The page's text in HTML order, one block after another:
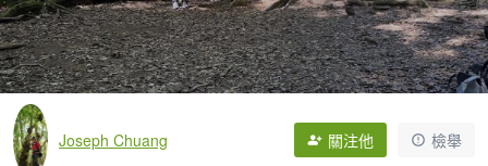
Joseph Chuang 關注他 檢舉